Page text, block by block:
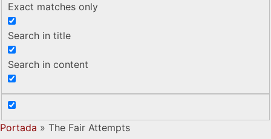
Exact matches only
Search in title
Search in content
Portada » The Fair Attempts